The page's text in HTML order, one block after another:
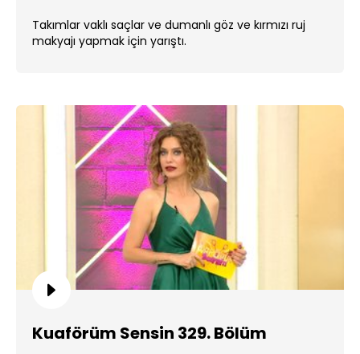
Takımlar vaklı saçlar ve dumanlı göz ve kırmızı ruj
makyajı yapmak için yarıştı.
Kuaförüm Sensin 329. Bölüm